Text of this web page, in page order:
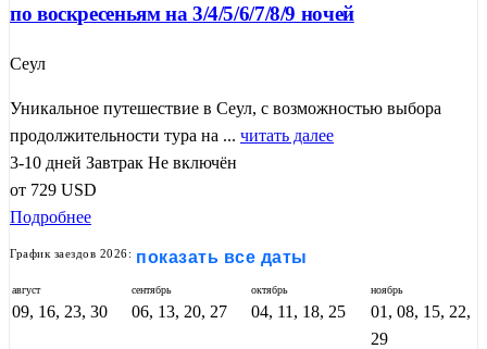
по воскресеньям на 3/4/5/6/7/8/9 ночей
Сеул
Уникальное путешествие в Сеул, с возможностью выбора
продолжительности тура на ... читать далее
3-10 дней Завтрак Не включён
от 729 USD
Подробнее
График заездов 2026: показать все даты
август
09, 16, 23, 30
сентябрь
06, 13, 20, 27
октябрь
04, 11, 18, 25
ноябрь
01, 08, 15, 22,
29